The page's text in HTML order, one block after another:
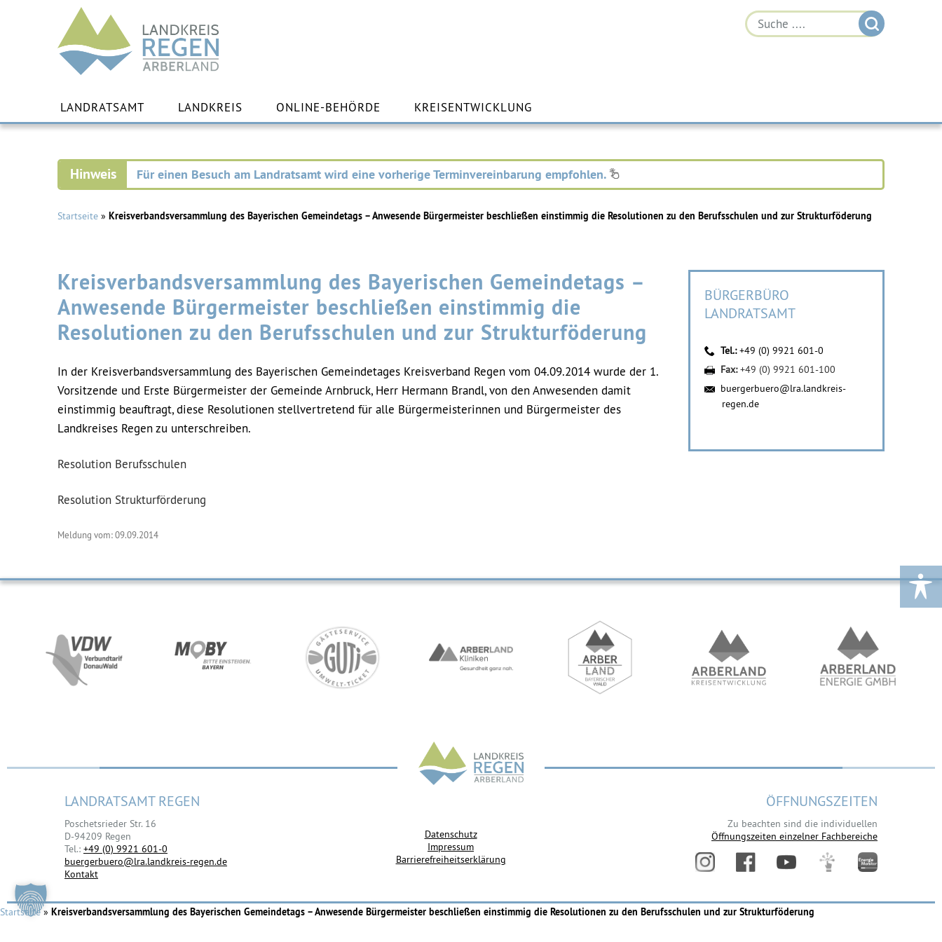
Landkreis
Regen
Inhalt
springen
LANDRATSAMT LANDKREIS ONLINE-BEHÖRDE KREISENTWICKLUNG
Für einen Besuch am Landratsamt wird eine vorherige Terminvereinbarung empfohlen.
Startseite » Kreisverbandsversammlung des Bayerischen Gemeindetags – Anwesende Bürgermeister beschließen einstimmig die Resolutionen zu den Berufsschulen und zur Strukturföderung
Kreisverbandsversammlung des Bayerischen Gemeindetags –
Anwesende Bürgermeister beschließen einstimmig die
Resolutionen zu den Berufsschulen und zur Strukturföderung
In der Kreisverbandsversammlung des Bayerischen Gemeindetages Kreisverband Regen vom 04.09.2014 wurde der 1.
Vorsitzende und Erste Bürgermeister der Gemeinde Arnbruck, Herr Hermann Brandl, von den Anwesenden damit
einstimmig beauftragt, diese Resolutionen stellvertretend für alle Bürgermeisterinnen und Bürgermeister des
Landkreises Regen zu unterschreiben.
Resolution Berufsschulen
Resolution Strukturförderung
Meldung vom: 09.09.2014
BÜRGERBÜRO
LANDRATSAMT
Tel.:+49 (0) 9921 601-0
Fax:+49 (0) 9921 601-100
buergerbuero@lra.landkreis-
regen.de
LANDRATSAMT REGEN
Poschetsrieder Str. 16
D-94209 Regen
Tel.: +49 (0) 9921 601-0
buergerbuero@lra.landkreis-regen.de
Kontakt
Datenschutz
Impressum
Barrierefreiheitserklärung
ÖFFNUNGSZEITEN
Zu beachten sind die individuellen
Öffnungszeiten einzelner Fachbereiche
Startseite» Kreisverbandsversammlung des Bayerischen Gemeindetags – Anwesende Bürgermeister beschließen einstimmig die Resolutionen zu den Berufsschulen und zur Strukturföderung